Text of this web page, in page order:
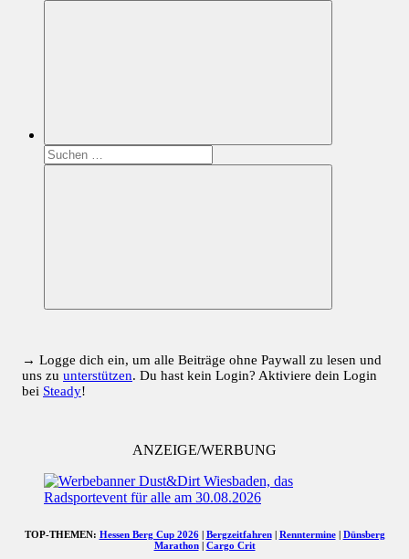
Suchen
nach:
Suchen
→ Logge dich ein, um alle Beiträge ohne Paywall zu lesen und
uns zu unterstützen. Du hast kein Login? Aktiviere dein Login
bei Steady!
ANZEIGE/WERBUNG
TOP-THEMEN: Hessen Berg Cup 2026| Bergzeitfahren| Renntermine| Dünsberg
Marathon| Cargo Crit